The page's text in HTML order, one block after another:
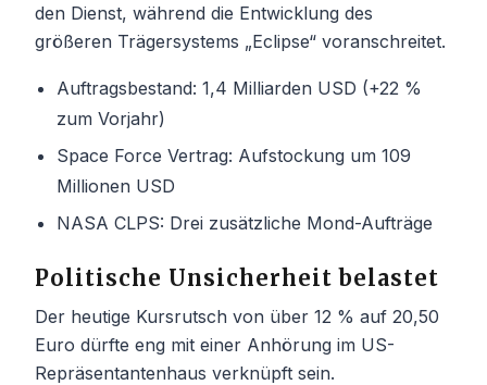
den Dienst, während die Entwicklung des
größeren Trägersystems „Eclipse“ voranschreitet.
Auftragsbestand: 1,4 Milliarden USD (+22 %
zum Vorjahr)
Space Force Vertrag: Aufstockung um 109
Millionen USD
NASA CLPS: Drei zusätzliche Mond-Aufträge
Politische Unsicherheit belastet
Der heutige Kursrutsch von über 12 % auf 20,50
Euro dürfte eng mit einer Anhörung im US-
Repräsentantenhaus verknüpft sein.